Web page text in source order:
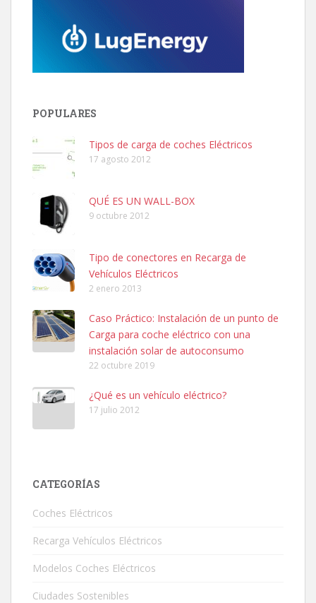
POPULARES
Tipos de carga de coches Eléctricos
17 agosto 2012
QUÉ ES UN WALL-BOX
9 octubre 2012
Tipo de conectores en Recarga de
Vehículos Eléctricos
2 enero 2013
Caso Práctico: Instalación de un punto de
Carga para coche eléctrico con una
instalación solar de autoconsumo
22 octubre 2019
¿Qué es un vehículo eléctrico?
17 julio 2012
CATEGORÍAS
Coches Eléctricos
Recarga Vehículos Eléctricos
Modelos Coches Eléctricos
Ciudades Sostenibles